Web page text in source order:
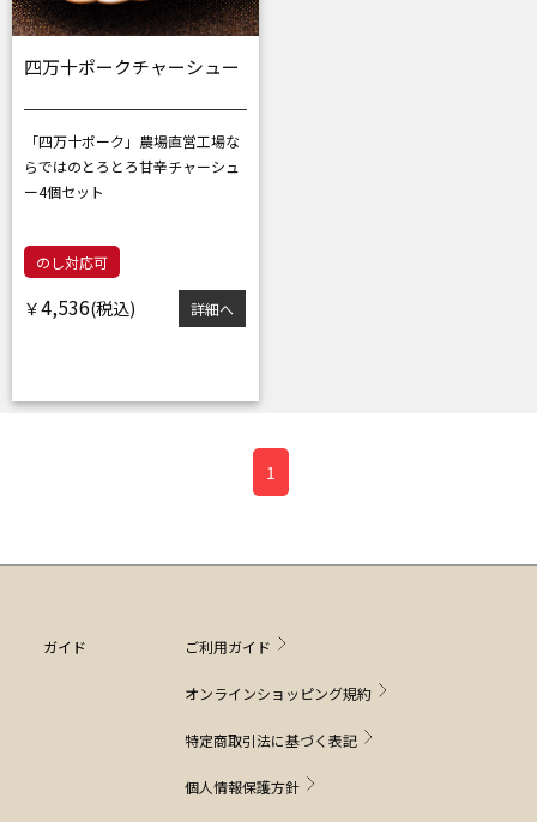
四万十ポークチャーシュー
「四万十ポーク」農場直営工場な
らではのとろとろ甘辛チャーシュ
ー4個セット
のし対応可
￥4,536 詳細へ
1
ガイド ご利用ガイド
オンラインショッピング規約
特定商取引法に基づく表記
個人情報保護方針